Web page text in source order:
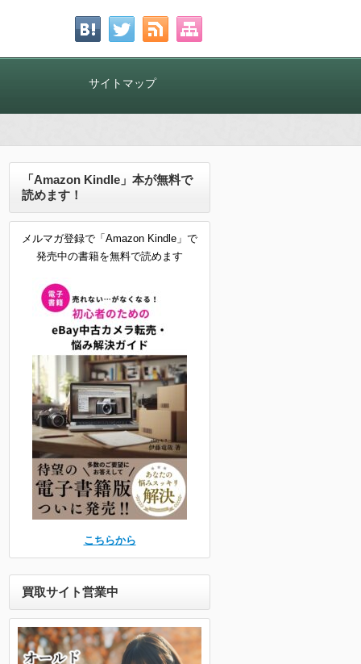
サイトマップ
「Amazon Kindle」本が無料で
読めます！
メルマガ登録で「Amazon Kindle」で
発売中の書籍を無料で読めます
こちらから
買取サイト営業中